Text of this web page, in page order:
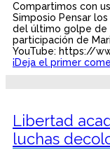
Compartimos con
Simposio Pensar
del último golpe de
participación de
YouTube: https://
¡Deja el primer
Libertad
luchas